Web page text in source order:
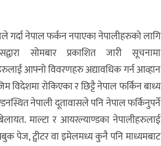
गर्दा नेपाल फर्कन नपाएका नेपालीहरुको लागि
सोमबार प्रकाशित जारी सूचनामा
आफ्नो विवरणहरु अद्यावधिक गर्न आव्हान
रोकिएका र छिट्टै नेपाल फर्किन बाध्य
नेपाली दूतावासले पनि नेपाल फर्किनुपर्ने
माल्टा र आयरल्याण्डका नेपालीहरुलाई
पेज, ट्वीटर वा इमेलमध्य कुनै पनि माध्यमबाट